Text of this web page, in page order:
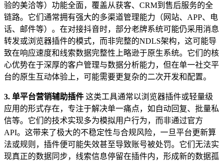
验的美洽等）功能全面，覆盖从获客、CRM到售后服务的全
链路。它们通常拥有强大的多渠道管理能力（网站、APP、电
话、邮件等）。在对接抖音时，部分老牌系统可能仍采用消息
转发或浏览器插件的模式，而非完整的NDLS架构，这可能导
致在响应速度和线索数据完整性上略逊于原生系统。它们的核
心优势在于深厚的客户管理与数据分析能力，但在单一社交平
台的原生互动体验上，可能需要更复杂的二次开发和配置。
3. 单平台营销辅助插件 这类工具通常以浏览器插件或轻量级
应用的形式存在，专注于解决单一痛点，如自动回复、批量私
信等。它们的技术实现多为模拟用户行为，而非通过官方
API。这带来了极大的不稳定性与合规风险，一旦平台更新算
法或规则，插件便可能失效甚至导致账号被处罚。它们无法实
现真正的数据同步，线索信息停留在插件内，形成新的数据孤